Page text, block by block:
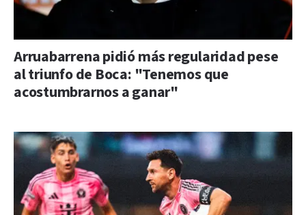
Arruabarrena pidió más regularidad pese
al triunfo de Boca: "Tenemos que
acostumbrarnos a ganar"